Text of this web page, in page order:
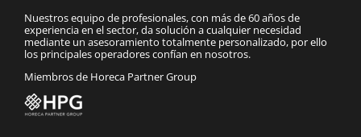
Nuestros equipo de profesionales, con más de 60 años de
experiencia en el sector, da solución a cualquier necesidad
mediante un asesoramiento totalmente personalizado, por ello
los principales operadores confían en nosotros.
Miembros de Horeca Partner Group